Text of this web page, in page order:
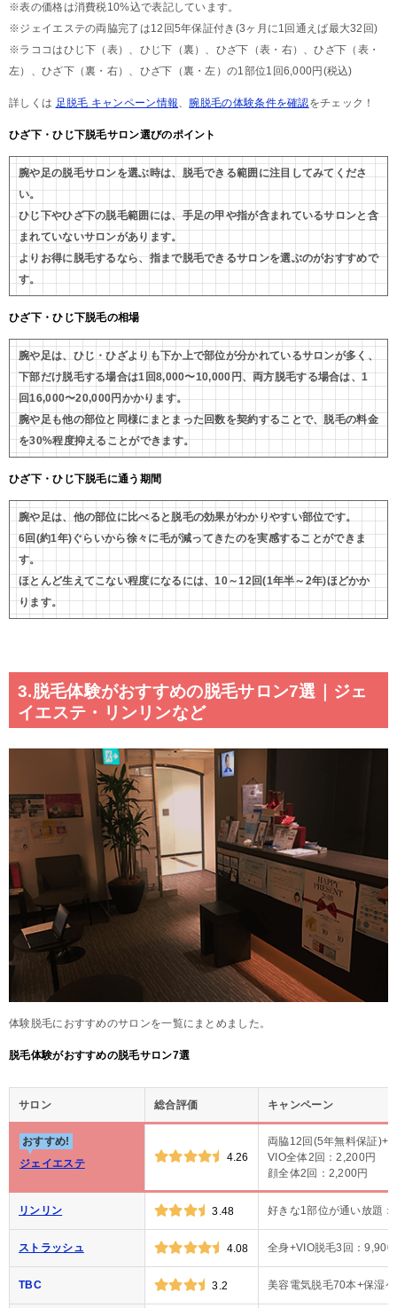
※表の価格は消費税10%込で表記しています。
※ジェイエステの両脇完了は12回5年保証付き(3ヶ月に1回通えば最大32回)
※ラココはひじ下（表）、ひじ下（裏）、ひざ下（表・右）、ひざ下（表・
左）、ひざ下（裏・右）、ひざ下（裏・左）の1部位1回6,000円(税込)
詳しくは 足脱毛 キャンペーン情報、 腕脱毛の体験条件を確認をチェック！
ひざ下・ひじ下脱毛サロン選びのポイント
腕や足の脱毛サロンを選ぶ時は、脱毛できる範囲に注目してみてくださ
い。
ひじ下やひざ下の脱毛範囲には、手足の甲や指が含まれているサロンと含
まれていないサロンがあります。
よりお得に脱毛するなら、指まで脱毛できるサロンを選ぶのがおすすめで
す。
ひざ下・ひじ下脱毛の相場
腕や足は、ひじ・ひざよりも下か上で部位が分かれているサロンが多く、
下部だけ脱毛する場合は1回8,000〜10,000円、両方脱毛する場合は、1
回16,000〜20,000円かかります。
腕や足も他の部位と同様にまとまった回数を契約することで、脱毛の料金
を30%程度抑えることができます。
ひざ下・ひじ下脱毛に通う期間
腕や足は、他の部位に比べると脱毛の効果がわかりやすい部位です。
6回(約1年)ぐらいから徐々に毛が減ってきたのを実感することができま
す。
ほとんど生えてこない程度になるには、10～12回(1年半～2年)ほどかか
ります。
3.脱毛体験がおすすめの脱毛サロン7選｜ジェ
イエステ・リンリンなど
体験脱毛におすすめのサロンを一覧にまとめました。
脱毛体験がおすすめの脱毛サロン7選
サロン 総合評価 キャンペーン
おすすめ!
ジェイエステ
4.26
両脇12回(5年無料保証)+
VIO全体2回：2,200円
顔全体2回：2,200円
リンリン 3.48 好きな1部位が通い放題
ストラッシュ 4.08 全身+VIO脱毛3回：9,900
TBC 3.2 美容電気脱毛70本+保湿